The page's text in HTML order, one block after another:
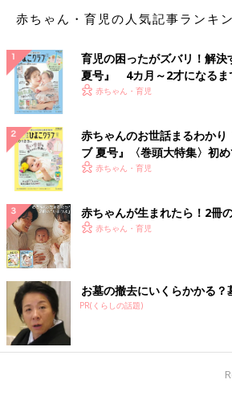
赤ちゃん・育児の人気記事ランキ
育児の困ったがズバリ！解
夏号』 4カ月～2才になるま
いっぱい！
赤ちゃん・育児
赤ちゃんのお世話まるわか
ブ 夏号』〈巻頭大特集〉初
く！ おっぱい・ミルクの基本
赤ちゃん・育児
赤ちゃんが生まれたら！2冊
赤ちゃん・育児
お墓の撤去にいくらかかる？
PR(くらしの話題)